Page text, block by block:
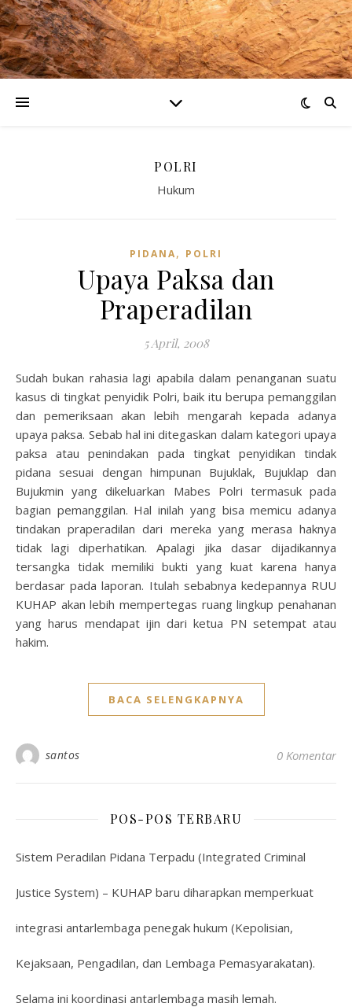
POLRI
Hukum
PIDANA, POLRI
Upaya Paksa dan
Praperadilan
5 April, 2008
Sudah bukan rahasia lagi apabila dalam penanganan suatu
kasus di tingkat penyidik Polri, baik itu berupa pemanggilan
dan pemeriksaan akan lebih mengarah kepada adanya
upaya paksa. Sebab hal ini ditegaskan dalam kategori upaya
paksa atau penindakan pada tingkat penyidikan tindak
pidana sesuai dengan himpunan Bujuklak, Bujuklap dan
Bujukmin yang dikeluarkan Mabes Polri termasuk pada
bagian pemanggilan. Hal inilah yang bisa memicu adanya
tindakan praperadilan dari mereka yang merasa haknya
tidak lagi diperhatikan. Apalagi jika dasar dijadikannya
tersangka tidak memiliki bukti yang kuat karena hanya
berdasar pada laporan. Itulah sebabnya kedepannya RUU
KUHAP akan lebih mempertegas ruang lingkup penahanan
yang harus mendapat ijin dari ketua PN setempat atau
hakim.
BACA SELENGKAPNYA
santos 0 Komentar
POS-POS TERBARU
Sistem Peradilan Pidana Terpadu (Integrated Criminal
Justice System) – KUHAP baru diharapkan memperkuat
integrasi antarlembaga penegak hukum (Kepolisian,
Kejaksaan, Pengadilan, dan Lembaga Pemasyarakatan).
Selama ini koordinasi antarlembaga masih lemah.